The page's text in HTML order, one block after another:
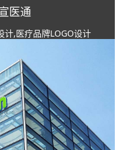
医通
计,医疗品牌LOGO设计